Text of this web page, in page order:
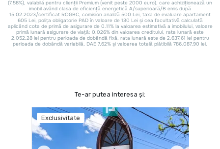
Te-ar putea interesa și:
Exclusivitate